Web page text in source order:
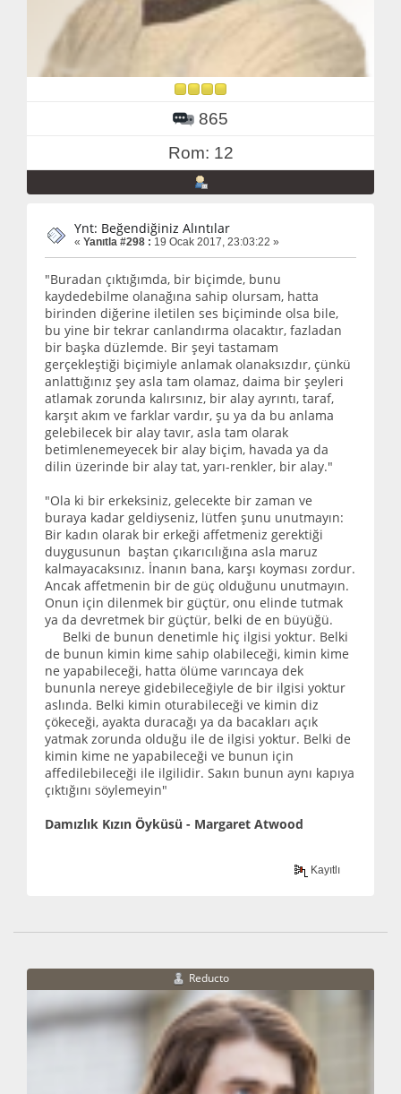
865
Rom: 12
Ynt: Beğendiğiniz Alıntılar
« Yanıtla #298 : 19 Ocak 2017, 23:03:22 »
"Buradan çıktığımda, bir biçimde, bunu
kaydedebilme olanağına sahip olursam, hatta
birinden diğerine iletilen ses biçiminde olsa bile,
bu yine bir tekrar canlandırma olacaktır, fazladan
bir başka düzlemde. Bir şeyi tastamam
gerçekleştiği biçimiyle anlamak olanaksızdır, çünkü
anlattığınız şey asla tam olamaz, daima bir şeyleri
atlamak zorunda kalırsınız, bir alay ayrıntı, taraf,
karşıt akım ve farklar vardır, şu ya da bu anlama
gelebilecek bir alay tavır, asla tam olarak
betimlenemeyecek bir alay biçim, havada ya da
dilin üzerinde bir alay tat, yarı-renkler, bir alay."
"Ola ki bir erkeksiniz, gelecekte bir zaman ve
buraya kadar geldiyseniz, lütfen şunu unutmayın:
Bir kadın olarak bir erkeği affetmeniz gerektiği
duygusunun baştan çıkarıcılığına asla maruz
kalmayacaksınız. İnanın bana, karşı koyması zordur.
Ancak affetmenin bir de güç olduğunu unutmayın.
Onun için dilenmek bir güçtür, onu elinde tutmak
ya da devretmek bir güçtür, belki de en büyüğü.
Belki de bunun denetimle hiç ilgisi yoktur. Belki
de bunun kimin kime sahip olabileceği, kimin kime
ne yapabileceği, hatta ölüme varıncaya dek
bununla nereye gidebileceğiyle de bir ilgisi yoktur
aslında. Belki kimin oturabileceği ve kimin diz
çökeceği, ayakta duracağı ya da bacakları açık
yatmak zorunda olduğu ile de ilgisi yoktur. Belki de
kimin kime ne yapabileceği ve bunun için
affedilebileceği ile ilgilidir. Sakın bunun aynı kapıya
çıktığını söylemeyin"
Damızlık Kızın Öyküsü - Margaret Atwood
Kayıtlı
Reducto